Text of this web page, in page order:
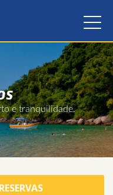
e tranquilidade.